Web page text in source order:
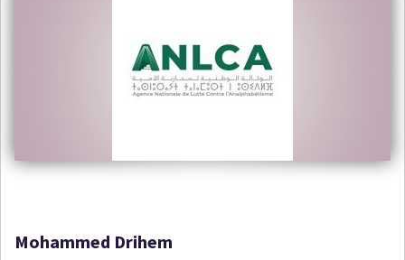
Mohammed Drihem